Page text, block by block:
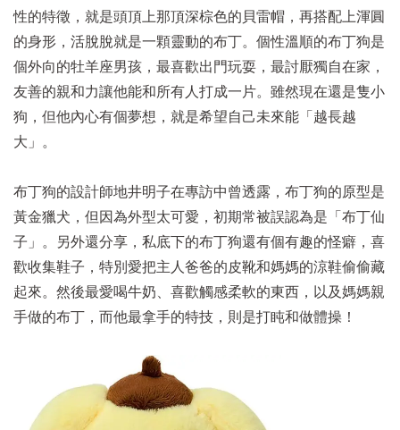
性的特徵，就是頭頂上那頂深棕色的貝雷帽，再搭配上渾圓
的身形，活脫脫就是一顆靈動的布丁。個性溫順的布丁狗是
個外向的牡羊座男孩，最喜歡出門玩耍，最討厭獨自在家，
友善的親和力讓他能和所有人打成一片。雖然現在還是隻小
狗，但他內心有個夢想，就是希望自己未來能「越長越
大」。
布丁狗的設計師地井明子在專訪中曾透露，布丁狗的原型是
黃金獵犬，但因為外型太可愛，初期常被誤認為是「布丁仙
子」。另外還分享，私底下的布丁狗還有個有趣的怪癖，喜
歡收集鞋子，特別愛把主人爸爸的皮靴和媽媽的涼鞋偷偷藏
起來。然後最愛喝牛奶、喜歡觸感柔軟的東西，以及媽媽親
手做的布丁，而他最拿手的特技，則是打盹和做體操！